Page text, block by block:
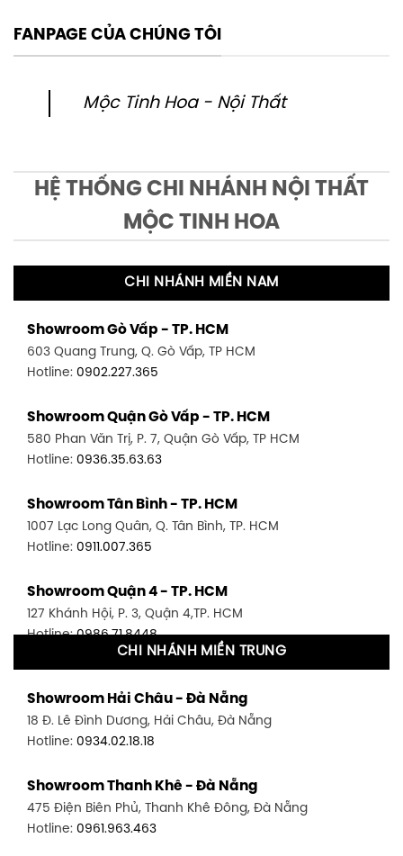
FANPAGE CỦA CHÚNG TÔI
Mộc Tinh Hoa - Nội Thất
HỆ THỐNG CHI NHÁNH NỘI THẤT
MỘC TINH HOA
CHI NHÁNH MIỀN NAM
Showroom Gò Vấp - TP. HCM
603 Quang Trung, Q. Gò Vấp, TP HCM
Hotline: 0902.227.365
Showroom Quận Gò Vấp - TP. HCM
580 Phan Văn Trị, P. 7, Quận Gò Vấp, TP HCM
Hotline: 0936.35.63.63
Showroom Tân Bình - TP. HCM
1007 Lạc Long Quân, Q. Tân Bình, TP. HCM
Hotline: 0911.007.365
Showroom Quận 4 - TP. HCM
127 Khánh Hội, P. 3, Quận 4,TP. HCM
Hotline:0986.71.8448
1411 Đường 3/2, P. 16, Quận 11, TP. HCM
Hotline:0906.256.759
1448 Huỳnh Tấn Phát, Phú Thuận, Quận 7, TP HCM
Hotline:0946.480.580
CHI NHÁNH MIỀN TRUNG
Showroom Hải Châu - Đà Nẵng
18 Đ. Lê Đình Dương, Hải Châu, Đà Nẵng
Hotline: 0934.02.18.18
Showroom Thanh Khê - Đà Nẵng
475 Điện Biên Phủ, Thanh Khê Đông, Đà Nẵng
Hotline: 0961.963.463